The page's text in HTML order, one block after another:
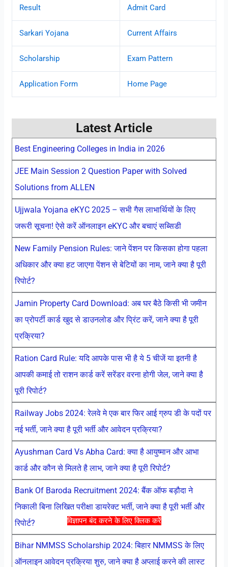
विज्ञापन बंद करने के लिए क्लिक करें
Result Admit Card
Sarkari Yojana Current Affairs
Scholarship Exam Pattern
Application Form Home Page
Latest Article
Best Engineering Colleges in India in 2026
JEE Main Session 2 Question Paper with Solved
Solutions from ALLEN
Ujjwala Yojana eKYC 2025 – सभी गैस लाभार्थियों के लिए
जरूरी सूचना! ऐसे करें ऑनलाइन eKYC और बचाएं सब्सिडी
New Family Pension Rules: जाने पेंशन पर किसका होगा पहला
अधिकार और क्या हट जाएगा पेंशन से बेटियों का नाम, जाने क्या है पूरी
रिपोर्ट?
Jamin Property Card Download: अब घर बैठे किसी भी जमीन
का प्रोपर्टी कार्ड खुद से डाउनलोड और प्रिंट करें, जाने क्या है पूरी
प्रक्रिया?
Ration Card Rule: यदि आपके पास भी है ये 5 चीजें या इतनी है
आपकी कमाई तो राशन कार्ड करें सरेंडर वरना होगी जेल, जाने क्या है
पूरी रिपोर्ट?
Railway Jobs 2024: रेलवे मे एक बार फिर आई ग्रुप डी के पदों पर
नई भर्ती, जाने क्या है पूरी भर्ती और आवेदन प्रक्रिया?
Ayushman Card Vs Abha Card: क्या है आयुष्मान और आभा
कार्ड और कौन से मिलते है लाभ, जाने क्या है पूरी रिपोर्ट?
Bank Of Baroda Recruitment 2024: बैंक ऑफ बड़ौदा ने
निकाली बिना लिखित परीक्षा डायरेक्ट भर्ती, जाने क्या है पूरी भर्ती और
रिपोर्ट?
Bihar NMMSS Scholarship 2024: बिहार NMMSS के लिए
ऑनलाइन आवेदन प्रक्रिया शुरु, जाने क्या है अप्लाई करने की लास्ट